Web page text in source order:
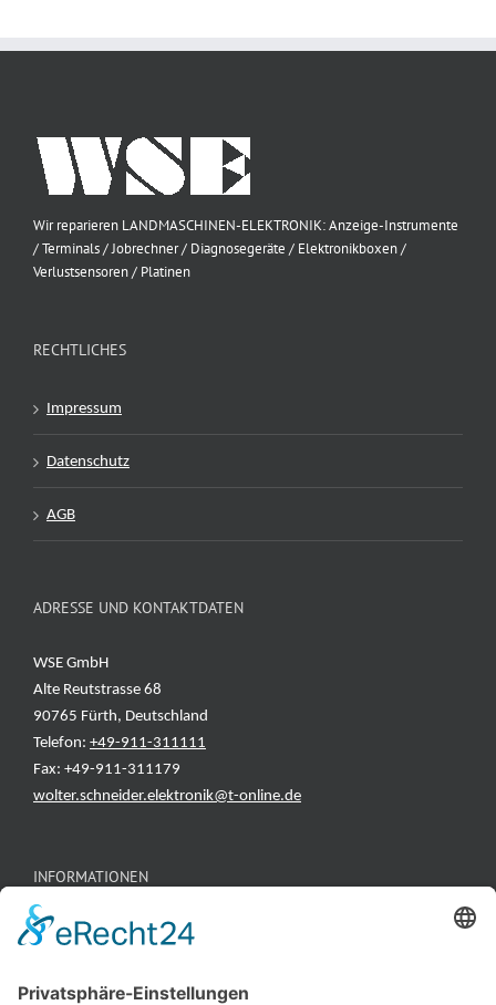
Wir reparieren LANDMASCHINEN-ELEKTRONIK: Anzeige-Instrumente
/ Terminals / Jobrechner / Diagnosegeräte / Elektronikboxen /
Verlustsensoren / Platinen
RECHTLICHES
Impressum
Datenschutz
AGB
ADRESSE UND KONTAKTDATEN
WSE GmbH
Alte Reutstrasse 68
90765 Fürth, Deutschland
Telefon: +49-911-311111
Fax: +49-911-311179
wolter.schneider.elektronik@t-online.de
INFORMATIONEN
Test & Reparatur
Hersteller